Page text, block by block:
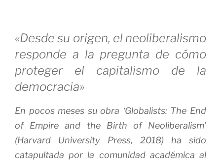
«Desde su origen, el neoliberalismo
responde a la pregunta de cómo
proteger el capitalismo de la
democracia»
En pocos meses su obra ‘Globalists: The End
of Empire and the Birth of Neoliberalism’
(Harvard University Press, 2018) ha sido
catapultada por la comunidad académica al